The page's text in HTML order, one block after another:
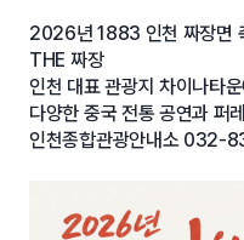
2026년 1883 인천 짜장면
THE 짜장
인천 대표 관광지 차이나타
다양한 중국 전통 공연과 퍼
인천종합관광안내소 032-